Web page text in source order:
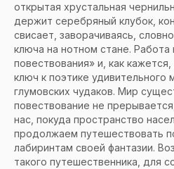
открытая хрустальная
держит серебряный клубок,
свисает, заворачиваясь,
ключа на нотном стане. Работа
повествования» и, как
ключ к поэтике удивительного
глумовских чудаков. Мир
повествование не
нас, покуда пространство
продолжаем путешествовать
лабиринтам своей фантазии.
такого путешественника, для